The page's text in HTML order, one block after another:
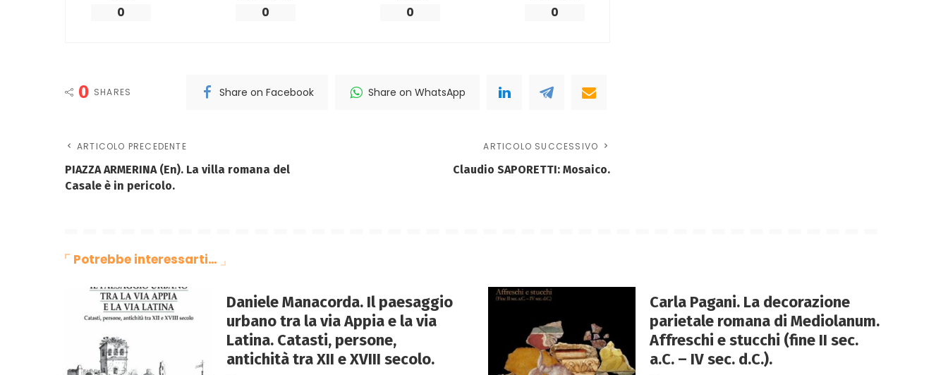
0 0 0 0
0 SHARES Share on Facebook Share on WhatsApp
ARTICOLO PRECEDENTE
PIAZZA ARMERINA (En). La villa romana del
Casale è in pericolo.
ARTICOLO SUCCESSIVO
Claudio SAPORETTI: Mosaico.
Potrebbe interessarti…
Daniele Manacorda. Il paesaggio
urbano tra la via Appia e la via
Latina. Catasti, persone,
antichità tra XII e XVIII secolo.
Carla Pagani. La decorazione
parietale romana di Mediolanum.
Affreschi e stucchi (fine II sec.
a.C. – IV sec. d.C.).